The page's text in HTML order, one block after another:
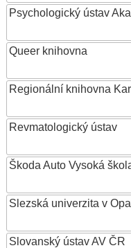
Psychologický ústav
Queer knihovna
Regionální knihovna
Revmatologický ústav
Škoda Auto Vysoká
Slezská univerzita v
Slovanský ústav AV ČR